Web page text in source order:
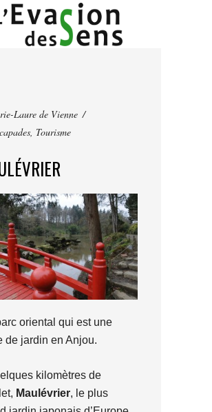
Laure de Vienne
, Tourisme
oriental qui est une
de jardin en Anjou.
kilomètres de
Maulévrier, le plus